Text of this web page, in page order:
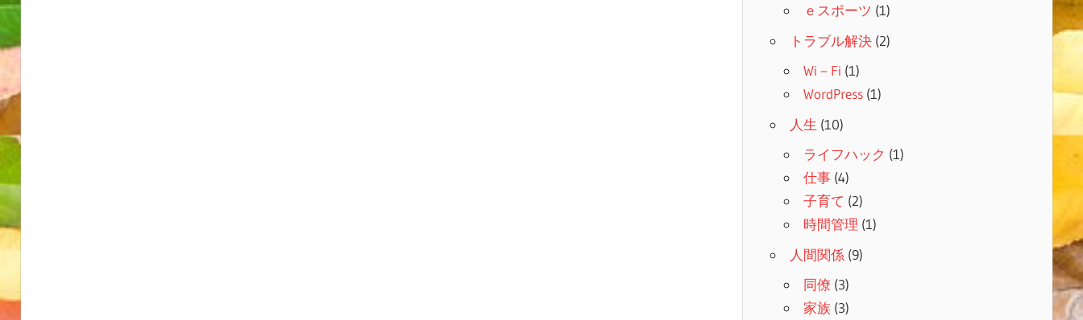
ｅスポーツ (1)
トラブル解決(2)
Wi－Fi (1)
WordPress(1)
人生 (10)
ライフハック (1)
仕事(4)
子育て (2)
時間管理 (1)
人間関係(9)
同僚 (3)
家族(3)